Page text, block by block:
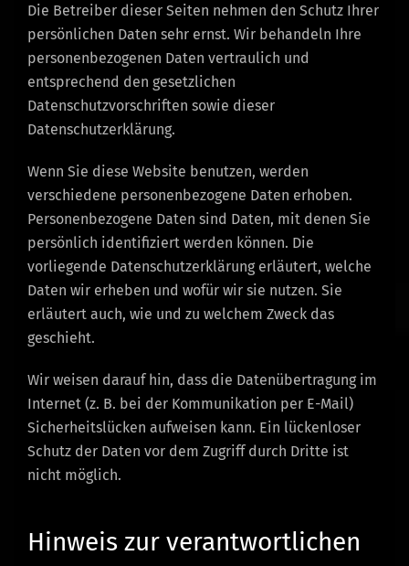
Die Betreiber dieser Seiten nehmen den Schutz Ihrer
persönlichen Daten sehr ernst. Wir behandeln Ihre
personenbezogenen Daten vertraulich und
entsprechend den gesetzlichen
Datenschutzvorschriften sowie dieser
Datenschutzerklärung.
Wenn Sie diese Website benutzen, werden
verschiedene personenbezogene Daten erhoben.
Personenbezogene Daten sind Daten, mit denen Sie
persönlich identifiziert werden können. Die
vorliegende Datenschutzerklärung erläutert, welche
Daten wir erheben und wofür wir sie nutzen. Sie
erläutert auch, wie und zu welchem Zweck das
geschieht.
Wir weisen darauf hin, dass die Datenübertragung im
Internet (z. B. bei der Kommunikation per E-Mail)
Sicherheitslücken aufweisen kann. Ein lückenloser
Schutz der Daten vor dem Zugriff durch Dritte ist
nicht möglich.
Hinweis zur verantwortlichen